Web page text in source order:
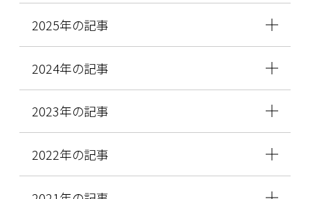
2025年の記事
2024年の記事
2023年の記事
2022年の記事